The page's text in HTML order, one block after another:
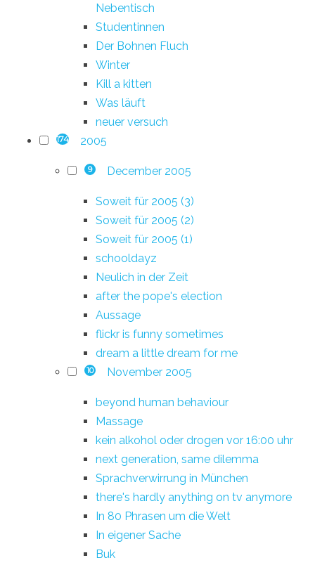
Nebentisch
Studentinnen
Der Bohnen Fluch
Winter
Kill a kitten
Was läuft
neuer versuch
174 2005
9 December 2005
Soweit für 2005 (3)
Soweit für 2005 (2)
Soweit für 2005 (1)
schooldayz
Neulich in der Zeit
after the pope's election
Aussage
flickr is funny sometimes
dream a little dream for me
10 November 2005
beyond human behaviour
Massage
kein alkohol oder drogen vor 16:00 uhr
next generation, same dilemma
Sprachverwirrung in München
there's hardly anything on tv anymore
In 80 Phrasen um die Welt
In eigener Sache
Buk